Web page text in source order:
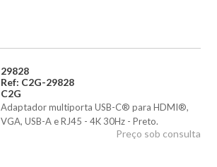
29828
Ref: C2G-29828
C2G
Adaptador multiporta USB-C® para HDMI®,
VGA, USB-A e RJ45 - 4K 30Hz - Preto.
Preço sob consulta